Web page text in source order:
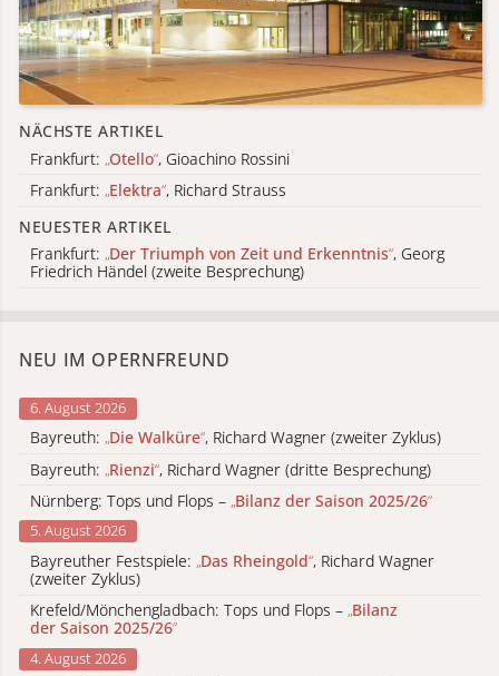
NÄCHSTE ARTIKEL
Frankfurt: „Otello“, Gioachino Rossini
Frankfurt: „Elektra“, Richard Strauss
NEUESTER ARTIKEL
Frankfurt: „Der Triumph von Zeit und Erkenntnis“, Georg
Friedrich Händel (zweite Besprechung)
NEU IM OPERNFREUND
6. August 2026
Bayreuth: „Die Walküre“, Richard Wagner (zweiter Zyklus)
Bayreuth: „Rienzi“, Richard Wagner (dritte Besprechung)
Nürnberg: Tops und Flops – „Bilanz der Saison 2025/26“
5. August 2026
Bayreuther Festspiele: „Das Rheingold“, Richard Wagner
(zweiter Zyklus)
Krefeld/Mönchengladbach: Tops und Flops – „Bilanz
der Saison 2025/26“
4. August 2026